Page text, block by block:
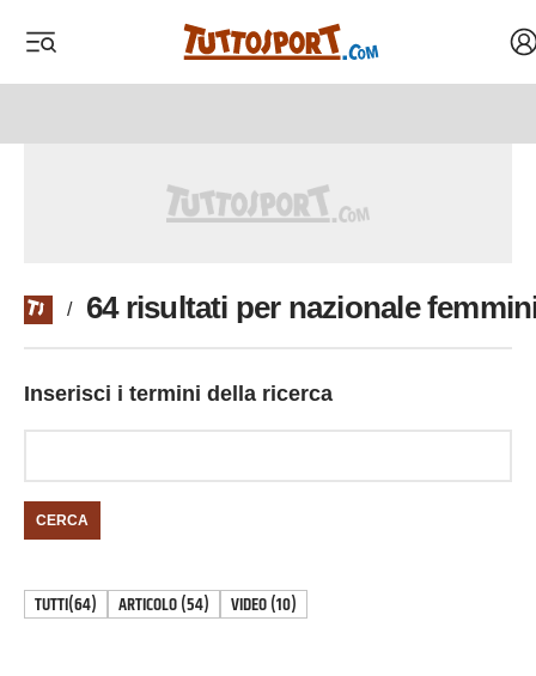
/ 64 risultati per nazionale
Inserisci i termini della ricerca
CERCA
TUTTI(64) ARTICOLO(54) VIDEO(10)